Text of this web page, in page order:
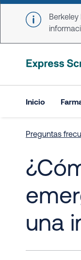
Skip to main content
Inicio
Preguntas
una